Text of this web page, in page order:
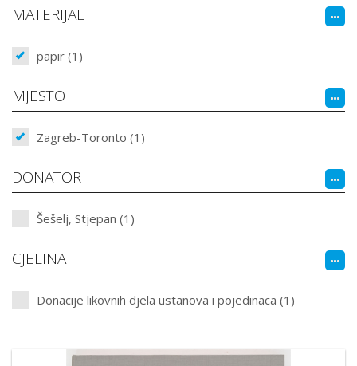
MATERIJAL
papir (1)
MJESTO
Zagreb-Toronto (1)
DONATOR
Šešelj, Stjepan (1)
CJELINA
Donacije likovnih djela ustanova i pojedinaca (1)